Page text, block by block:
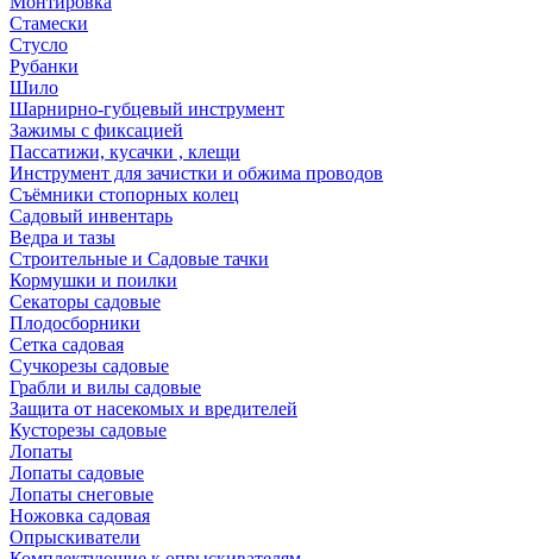
Стамески
Стусло
Рубанки
Шило
Шарнирно-губцевый инструмент
Зажимы с фиксацией
Пассатижи, кусачки , клещи
Инструмент для зачистки и обжима проводов
Съёмники стопорных колец
Садовый инвентарь
Ведра и тазы
Строительные и Садовые тачки
Кормушки и поилки
Секаторы садовые
Плодосборники
Сетка садовая
Сучкорезы садовые
Грабли и вилы садовые
Защита от насекомых и вредителей
Кусторезы садовые
Лопаты
Лопаты садовые
Лопаты снеговые
Ножовка садовая
Опрыскиватели